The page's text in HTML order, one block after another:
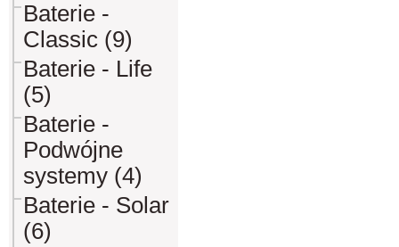
Baterie -
Classic (9)
Baterie - Life
(5)
Baterie -
Podwójne
systemy (4)
Baterie - Solar
(6)